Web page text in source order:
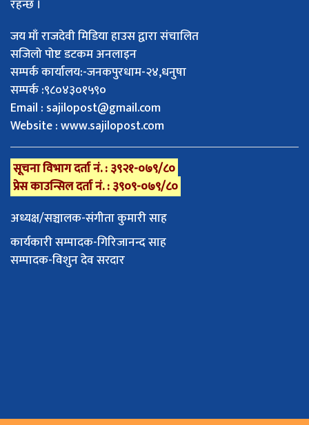
रहन्छ ।
जय माँ राजदेवी मिडिया हाउस द्वारा संचालित
सजिलो पोष्ट डटकम अनलाइन
सम्पर्क कार्यालय:-जनकपुरधाम-२४,धनुषा
सम्पर्क :९८०४३०१५९०
Email : sajilopost@gmail.com
Website : www.sajilopost.com
सूचना विभाग दर्ता नं. : ३९२१-०७९/८०
प्रेस काउन्सिल दर्ता नं. : ३९०९-०७९/८०
अध्यक्ष/सञ्चालक-संगीता कुमारी साह
कार्यकारी सम्पादक-गिरिजानन्द साह
सम्पादक-विशुन देव सरदार